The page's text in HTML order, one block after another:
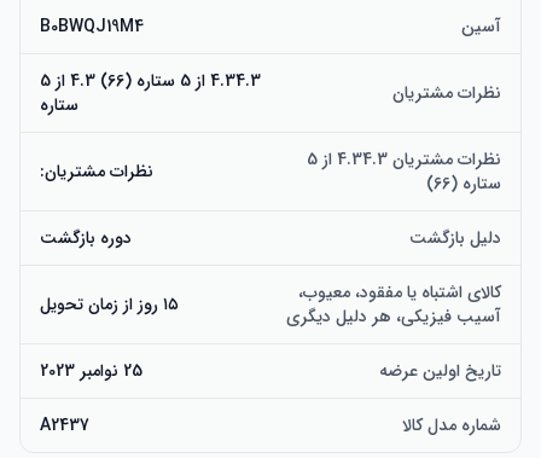
آسین B0BWQJ19M4
نظرات مشتریان
4.34.3 از 5 ستاره (66) 4.3 از 5
ستاره
نظرات مشتریان 4.34.3 از 5
ستاره (66)
نظرات مشتریان:
دلیل بازگشت دوره بازگشت
کالای اشتباه یا مفقود، معیوب،
آسیب فیزیکی، هر دلیل دیگری
۱۵ روز از زمان تحویل
تاریخ اولین عرضه 25 نوامبر 2023
شماره مدل کالا A2437